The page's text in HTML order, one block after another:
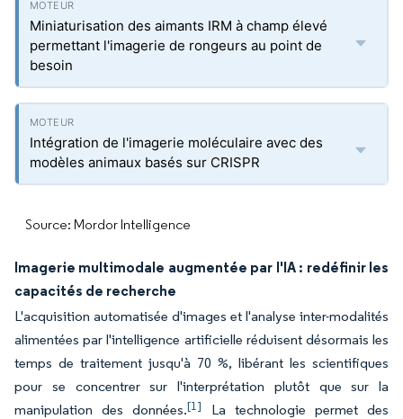
Miniaturisation des aimants IRM à champ élevé
permettant l'imagerie de rongeurs au point de
besoin
Intégration de l'imagerie moléculaire avec des
modèles animaux basés sur CRISPR
Source: Mordor Intelligence
Imagerie multimodale augmentée par l'IA : redéfinir les
capacités de recherche
L'acquisition automatisée d'images et l'analyse inter-modalités
alimentées par l'intelligence artificielle réduisent désormais les
temps de traitement jusqu'à 70 %, libérant les scientifiques
pour se concentrer sur l'interprétation plutôt que sur la
manipulation des données.[1]
La technologie permet des